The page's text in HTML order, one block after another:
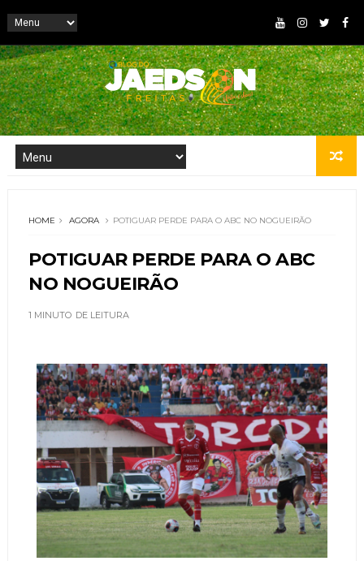
HOME AGORA POTIGUAR PERDE PARA O ABC NO NOGUEIRÃO
POTIGUAR PERDE PARA O ABC
NO NOGUEIRÃO
1 MINUTO DE LEITURA